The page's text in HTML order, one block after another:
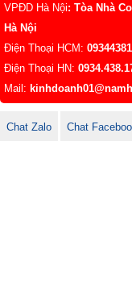
VPĐD Hà Nội: Tòa Nhà
Hà Nội
Điện Thoại HCM:
Điện Thoại HN:
Mail:
Chat Zalo Chat